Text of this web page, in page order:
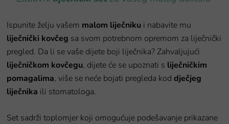
Ispunite želju vašem malom liječniku i nabavite mu
liječnički kovčeg sa svom potrebnom opremom za liječnički
pregled. Da li se vaše dijete boji liječnika? Zahvaljujući
liječničkom kovčegu, dijete će se upoznati s liječničkim
pomagalima, više se neće bojati pregleda kod dječjeg
liječnika ili stomatologa.
Set sadrži toplomjer koji omogućuje podešavanje prikazane